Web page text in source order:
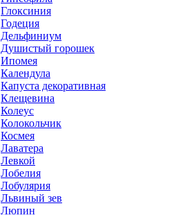
Глоксиния
Годеция
Дельфиниум
Душистый горошек
Ипомея
Календула
Капуста декоративная
Клещевина
Колеус
Колокольчик
Космея
Лаватера
Левкой
Лобелия
Лобулярия
Львиный зев
Люпин